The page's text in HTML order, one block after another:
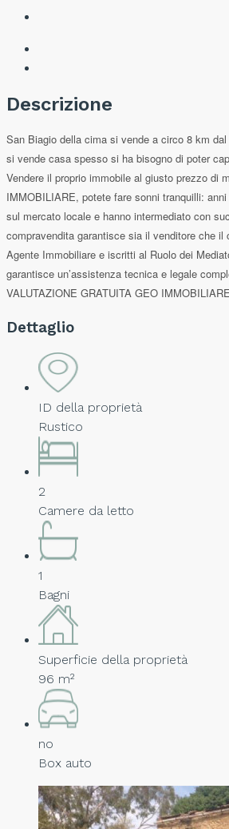
Descrizione
San Biagio della cima si vende a circo 8 km
si vende casa spesso si ha bisogno di poter
Vendere il proprio immobile al giusto prezzo di
IMMOBILIARE, potete fare sonni tranquilli:
sul mercato locale e hanno intermediato con
compravendita garantisce sia il venditore che
Agente Immobiliare e iscritti al Ruolo dei
garantisce un’assistenza tecnica e legale
VALUTAZIONE GRATUITA GEO
Dettaglio
ID della proprietà
Rustico
2
Camere da letto
1
Bagni
Superficie della proprietà
96 m²
no
Box auto